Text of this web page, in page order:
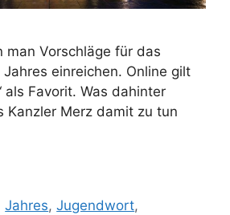
man Vorschläge für das
einreichen. Online gilt
als Favorit. Was dahinter
Kanzler Merz damit zu tun
Jahres,Jugendwort,